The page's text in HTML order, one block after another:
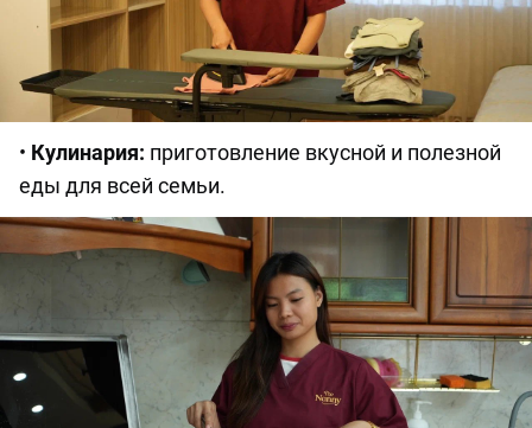
• Кулинария: приготовление вкусной и полезной
еды для всей семьи.